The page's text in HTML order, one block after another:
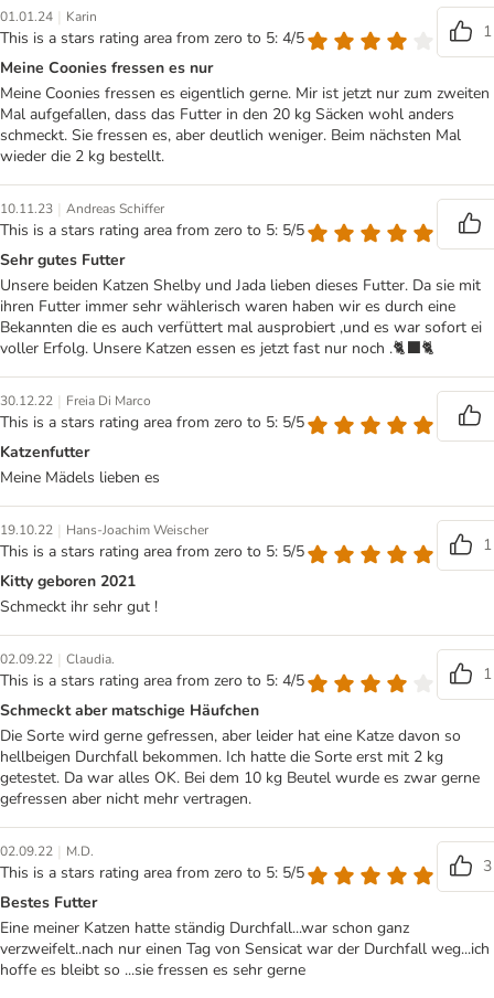
01.01.24 | Karin
This is a stars rating area from zero to 5: 4/5
1
Meine Coonies fressen es nur
Meine Coonies fressen es eigentlich gerne. Mir ist jetzt nur zum zweiten
Mal aufgefallen, dass das Futter in den 20 kg Säcken wohl anders
schmeckt. Sie fressen es, aber deutlich weniger. Beim nächsten Mal
wieder die 2 kg bestellt.
10.11.23 | Andreas Schiffer
This is a stars rating area from zero to 5: 5/5
Sehr gutes Futter
Unsere beiden Katzen Shelby und Jada lieben dieses Futter. Da sie mit
ihren Futter immer sehr wählerisch waren haben wir es durch eine
Bekannten die es auch verfüttert mal ausprobiert ,und es war sofort ei
voller Erfolg. Unsere Katzen essen es jetzt fast nur noch .🐈‍⬛🐈
30.12.22 | Freia Di Marco
This is a stars rating area from zero to 5: 5/5
Katzenfutter
Meine Mädels lieben es
19.10.22 | Hans-Joachim Weischer
This is a stars rating area from zero to 5: 5/5
1
Kitty geboren 2021
Schmeckt ihr sehr gut !
02.09.22 | Claudia.
This is a stars rating area from zero to 5: 4/5
1
Schmeckt aber matschige Häufchen
Die Sorte wird gerne gefressen, aber leider hat eine Katze davon so
hellbeigen Durchfall bekommen. Ich hatte die Sorte erst mit 2 kg
getestet. Da war alles OK. Bei dem 10 kg Beutel wurde es zwar gerne
gefressen aber nicht mehr vertragen.
02.09.22 | M.D.
This is a stars rating area from zero to 5: 5/5
3
Bestes Futter
Eine meiner Katzen hatte ständig Durchfall...war schon ganz
verzweifelt..nach nur einen Tag von Sensicat war der Durchfall weg...ich
hoffe es bleibt so ...sie fressen es sehr gerne